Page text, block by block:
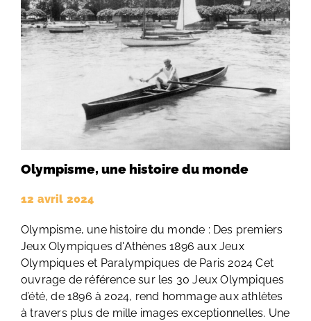
Olympisme, une histoire du monde
12 avril 2024
Olympisme, une histoire du monde : Des premiers
Jeux Olympiques d'Athènes 1896 aux Jeux
Olympiques et Paralympiques de Paris 2024 Cet
ouvrage de référence sur les 30 Jeux Olympiques
d’été, de 1896 à 2024, rend hommage aux athlètes
à travers plus de mille images exceptionnelles. Une